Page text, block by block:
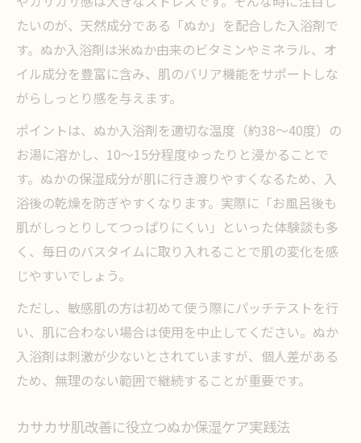
たいのが、天然成分である「ぬか」を配合した入浴剤で
す。ぬか入浴剤は米ぬか由来のビタミンやミネラル、オ
イル成分を豊富に含み、肌のバリア機能をサポートしな
がらしっとり感を与えます。
ポイントは、ぬか入浴剤を適切な温度（約38〜40度）の
お湯に溶かし、10〜15分程度ゆったりと浸かることで
す。ぬかの保湿成分が肌に行き渡りやすくなるため、入
浴後の乾燥を防ぎやすくなります。実際に「お風呂後も
肌がしっとりしてつっぱりにくい」といった体験談も多
く、毎日のバスタイムに取り入れることで肌の変化を感
じやすいでしょう。
ただし、敏感肌の方は初めて使う際にパッチテストを行
い、肌に合わない場合は使用を中止してください。ぬか
入浴剤は刺激が少ないとされていますが、個人差がある
ため、無理のない範囲で継続することが重要です。
カサカサ肌改善に役立つぬか保湿ケア実践法